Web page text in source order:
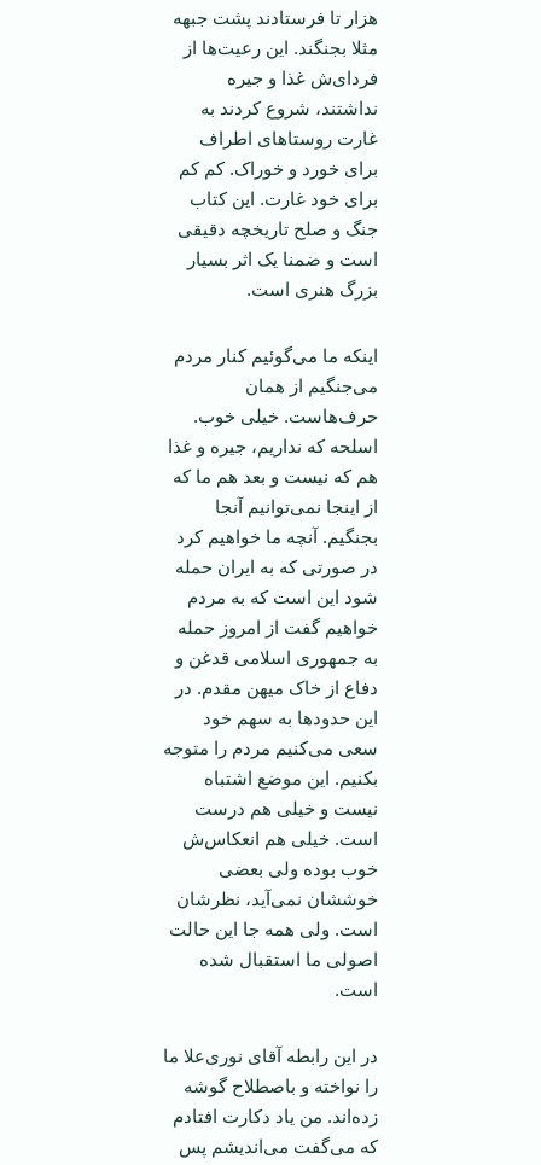
هزار تا فرستادند پشت جبهه
مثلا بجنگند. این رعیت‌ها از
فردای‌ش غذا و جیره
نداشتند، شروع کردند به
غارت روستاهای اطراف
برای خورد و خوراک. کم کم
برای خود غارت. این کتاب
جنگ و صلح تاریخچه دقیقی
است و ضمنا یک اثر بسیار
بزرگ هنری است.
اینکه ما می‌گوئیم کنار مردم
می‌جنگیم از‌‌ همان
حرف‌هاست. خیلی خوب.
اسلحه که نداریم، جیره و غذا
هم که نیست و بعد هم ما که
از اینجا نمی‌توانیم آنجا
بجنگیم. آنچه ما خواهیم کرد
در صورتی که به ایران حمله
شود این است که به مردم
خواهیم گفت از امروز حمله
به جمهوری اسلامی قدغن و
دفاع از خاک میهن مقدم. در
این حدود‌ها به سهم خود
سعی می‌کنیم مردم را متوجه
بکنیم. این موضع اشتباه
نیست و خیلی هم درست
است. خیلی هم انعکاس‌ش
خوب بوده ولی بعضی
خوششان نمی‌آید، نظرشان
است. ولی همه جا این حالت
اصولی ما استقبال شده
است.
در این رابطه آقای نوری‌علا ما
را نواخته و باصطلاح گوشه
زده‌اند. من یاد دکارت افتادم
که می‌گفت می‌اندیشم پس